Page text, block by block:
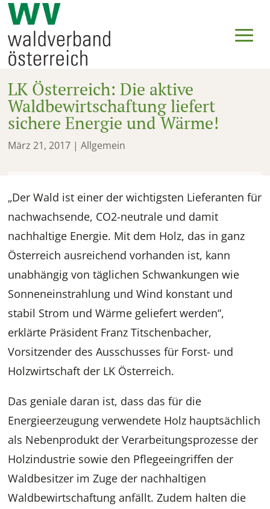
LK Österreich: Die aktive
Waldbewirtschaftung liefert
sichere Energie und Wärme!
März 21, 2017 | Allgemein
„Der Wald ist einer der wichtigsten Lieferanten für
nachwachsende, CO2-neutrale und damit
nachhaltige Energie. Mit dem Holz, das in ganz
Österreich ausreichend vorhanden ist, kann
unabhängig von täglichen Schwankungen wie
Sonneneinstrahlung und Wind konstant und
stabil Strom und Wärme geliefert werden“,
erklärte Präsident Franz Titschenbacher,
Vorsitzender des Ausschusses für Forst- und
Holzwirtschaft der LK Österreich.
Das geniale daran ist, dass das für die
Energieerzeugung verwendete Holz hauptsächlich
als Nebenprodukt der Verarbeitungsprozesse der
Holzindustrie sowie den Pflegeeingriffen der
Waldbesitzer im Zuge der nachhaltigen
Waldbewirtschaftung anfällt. Zudem halten die